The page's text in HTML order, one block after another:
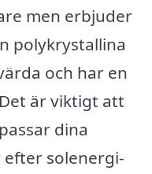
men erbjuder
polykrystallina
och har en
är viktigt att
dina
solenergi-